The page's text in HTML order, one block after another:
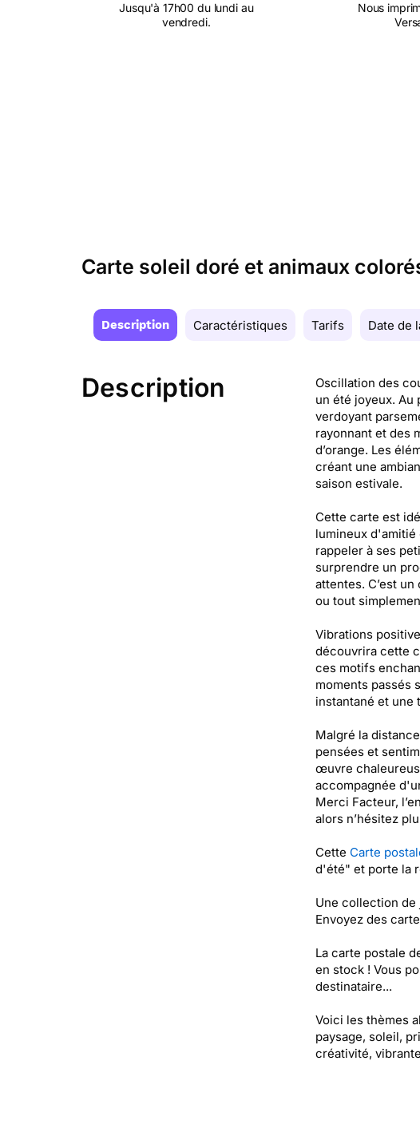
Jusqu'à 17h00 du lundi au
vendredi.
Nous
Carte soleil doré et animaux
Description Caractéristiques Tarifs Date de
Description
Oscillation des
un été joyeux. Au
verdoyant
rayonnant et des
d’orange. Les
créant une
saison estivale.
Cette carte est
lumineux d'amitié
rappeler à ses
surprendre un
attentes. C’est
ou tout
Vibrations
découvrira cette
ces motifs
moments passés
instantané et une
Malgré la
pensées et
œuvre
accompagnée
Merci Facteur,
alors n’hésitez
Cette Carte
d'été" et porte la
Une collection
Envoyez des
La carte postale
en stock ! Vous
destinataire...
Voici les thèmes
paysage, soleil,
créativité,